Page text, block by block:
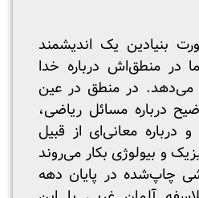
بنیادین یک اندیشمند
در منطق‌اش درباره خدا
می‌دهد. در منطق در عین
درباره مسائل ریاضی،
معانی‌ای از قبیل
و بیولوژی بکار می‌روند
چاپ‌شده در پایان دهه